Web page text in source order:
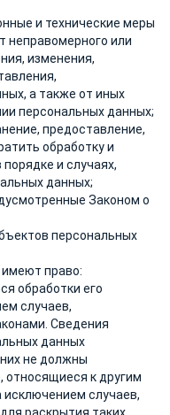
и технические меры
неправомерного или
изменения,
а также от иных
персональных данных;
предоставление,
обработку и
и случаях,
данных;
Законом о
персональных
право:
обработки его
случаев,
Сведения
данных
не должны
к другим
случаев,
раскрытия таких